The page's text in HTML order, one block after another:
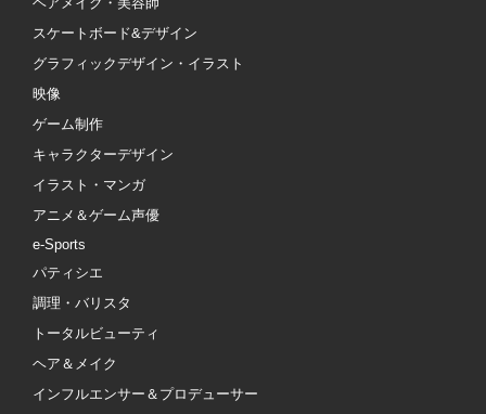
スケートボード&デザイン
グラフィックデザイン・イラスト
映像
ゲーム制作
キャラクターデザイン
イラスト・マンガ
アニメ＆ゲーム声優
e-Sports
パティシエ
調理・バリスタ
トータルビューティ
ヘア＆メイク
インフルエンサー＆プロデューサー